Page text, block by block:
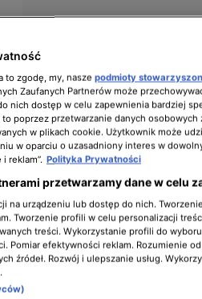
sto milionów złotych'' to
Przelicznik jest
nas to nie dziwi.
są naprawdę
Podobnie jak w
teraz nie mogło
to zgodę, my, nasze podmioty
Zaufanych Partnerów może
nich dostęp w celu zapewnienia bardziej
poprzez przetwarzanie danych osobowych
w plikach cookie. Użytkownik może
w oparciu o uzasadniony interes w
reklam”. Polityka Prywatności
przetwarzamy dane w celu
na urządzeniu lub dostęp do nich.
Tworzenie profili w celu personalizacji
treści. Wykorzystanie profili do
Pomiar efektywności reklam. Rozumienie
źródeł. Rozwój i ulepszanie usług.